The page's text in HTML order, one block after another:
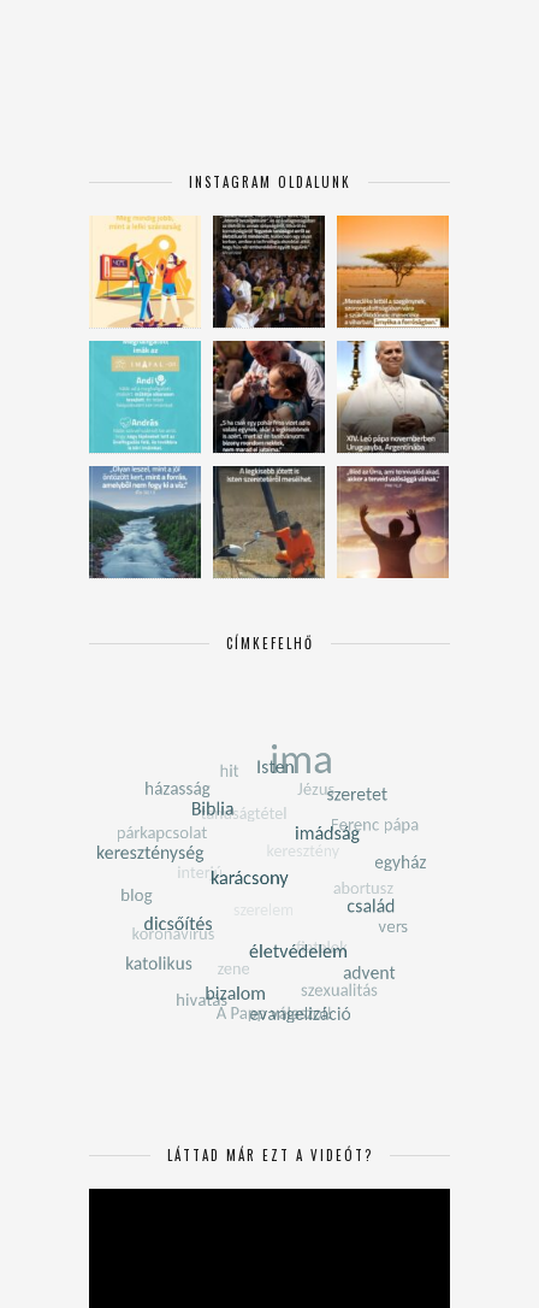
INSTAGRAM OLDALUNK
CÍMKEFELHŐ
LÁTTAD MÁR EZT A VIDEÓT?